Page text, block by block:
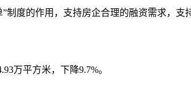
度的作用，支持房企合理的融资需求，支
万平方米，下降9.7%。